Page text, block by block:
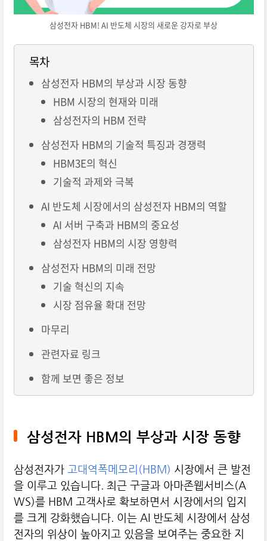
삼성전자 HBM! AI 반도체 시장의 새로운 강자로 부상
목차
삼성전자 HBM의 부상과 시장 동향
HBM 시장의 현재와 미래
삼성전자의 HBM 전략
삼성전자 HBM의 기술적 특징과 경쟁력
HBM3E의 혁신
기술적 과제와 극복
AI 반도체 시장에서의 삼성전자 HBM의 역할
AI 서버 구축과 HBM의 중요성
삼성전자 HBM의 시장 영향력
삼성전자 HBM의 미래 전망
기술 혁신의 지속
시장 점유율 확대 전망
마무리
관련자료 링크
함께 보면 좋은 정보
삼성전자 HBM의 부상과 시장 동향
삼성전자가 고대역폭메모리(HBM) 시장에서 큰 발전
을 이루고 있습니다. 최근 구글과 아마존웹서비스(A
WS)를 HBM 고객사로 확보하면서 시장에서의 입지
를 크게 강화했습니다. 이는 AI 반도체 시장에서 삼성
전자의 위상이 높아지고 있음을 보여주는 중요한 지